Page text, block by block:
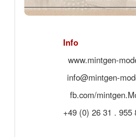
Info
www.mintgen-
info@mintgen-
fb.com/
+49 (0) 26 31 . 955